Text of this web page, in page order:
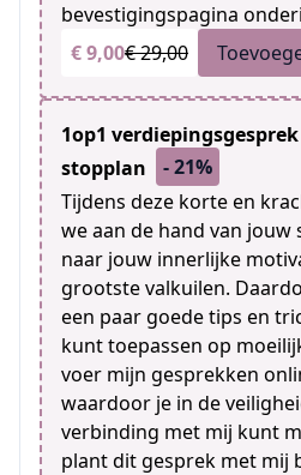
bevestigingspagina
€ 9,00€ 29,00
1op1
stopplan
- 21%
Tijdens deze korte en
we aan de hand van
naar jouw innerlijke
grootste valkuilen.
een paar goede tips en
kunt toepassen op
voer mijn gesprekken
waardoor je in de
verbinding met mij kunt
plant dit gesprek met mij